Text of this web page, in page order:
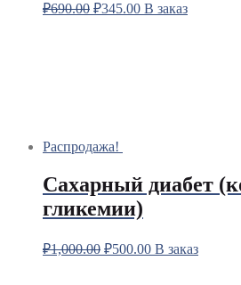
₽690.00 ₽345.00 В заказ
Распродажа!
Сахарный диабет
гликемии)
₽1,000.00 ₽500.00 В заказ